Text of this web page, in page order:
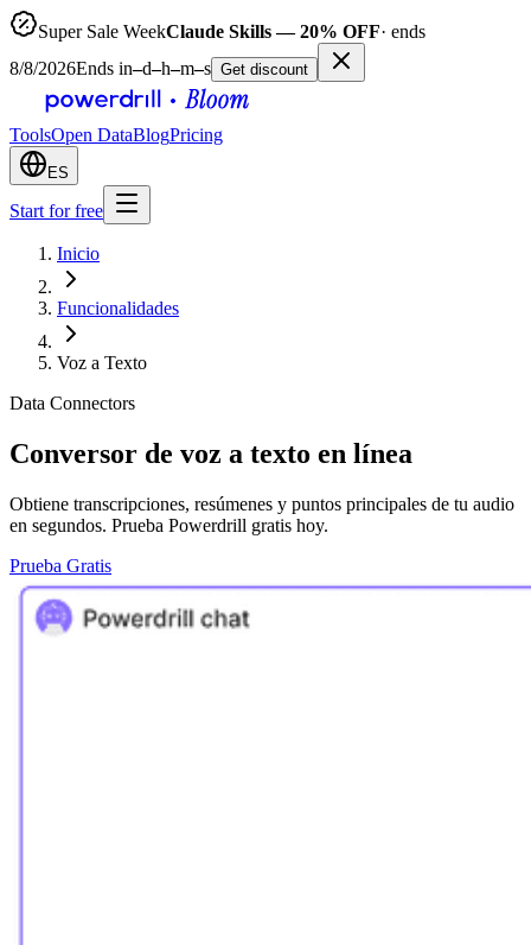
Super Sale WeekClaude Skills — 20% OFF· ends
8/8/2026Ends in–d–h–m–s Get discount
ToolsOpen DataBlogPricing
ES
Start for free
Inicio
Funcionalidades
Voz a Texto
Data Connectors
Conversor de voz a texto en línea
Obtiene transcripciones, resúmenes y puntos principales de tu audio
en segundos. Prueba Powerdrill gratis hoy.
Prueba Gratis